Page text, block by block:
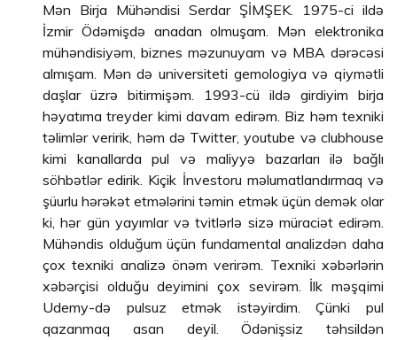
Mən Birja Mühəndisi Serdar ŞİMŞEK. 1975-ci ildə
İzmir Ödəmişdə anadan olmuşam. Mən elektronika
mühəndisiyəm, biznes məzunuyam və MBA dərəcəsi
almışam. Mən də universiteti gemologiya və qiymətli
daşlar üzrə bitirmişəm. 1993-cü ildə girdiyim birja
həyatıma treyder kimi davam edirəm. Biz həm texniki
təlimlər veririk, həm də Twitter, youtube və clubhouse
kimi kanallarda pul və maliyyə bazarları ilə bağlı
söhbətlər edirik. Kiçik İnvestoru məlumatlandırmaq və
şüurlu hərəkət etmələrini təmin etmək üçün demək olar
ki, hər gün yayımlar və tvitlərlə sizə müraciət edirəm.
Mühəndis olduğum üçün fundamental analizdən daha
çox texniki analizə önəm verirəm. Texniki xəbərlərin
xəbərçisi olduğu deyimini çox sevirəm. İlk məşqimi
Udemy-də pulsuz etmək istəyirdim. Çünki pul
qazanmaq asan deyil. Ödənişsiz təhsildən